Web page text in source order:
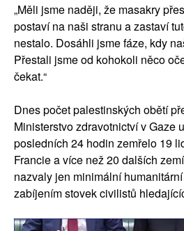
„Měli jsme naději, že masakry
postaví na naši stranu a zastaví
nestalo. Dosáhli jsme fáze, kdy
Přestali jsme od kohokoli něco
čekat.“
Dnes počet palestinských obětí
Ministerstvo zdravotnictví v Gaze
posledních 24 hodin zemřelo 19
Francie a více než 20 dalších
nazvaly jen minimální
zabíjením stovek civilistů